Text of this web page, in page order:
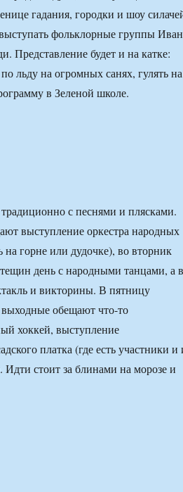
гадания, городки и шоу
фольклорные группы Иван
будет и на катке:
льду на огромных санях, гулять на
в Зеленой школе.
с песнями и плясками.
выступление оркестра народных
горне или дудочке), во вторник
день с народными танцами, а в
и викторины. В пятницу
выходные обещают что-то
хоккей, выступление
платка (где есть участники и
стоит за блинами на морозе и